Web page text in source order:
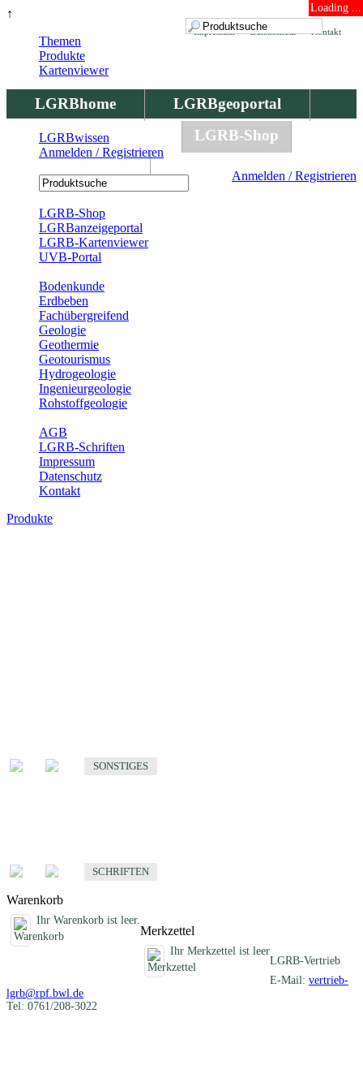
↑ Loading ...
Kontakt
Datenschutz
Impressum
LGRBhome
LGRBgeoportal
LGRBbohrungen
LGRB-Shop
Anmelden / Registrieren
Themen
Produkte
Kartenviewer
LGRBwissen
Anmelden / Registrieren
LGRB-Shop
LGRBanzeigeportal
LGRB-Kartenviewer
UVB-Portal
Bodenkunde
Erdbeben
Fachübergreifend
Geologie
Geothermie
Geotourismus
Hydrogeologie
Ingenieurgeologie
Rohstoffgeologie
AGB
LGRB-Schriften
Impressum
Datenschutz
Kontakt
Produkte
SONSTIGES
SCHRIFTEN
Warenkorb
Ihr Warenkorb ist leer.
Merkzettel
Ihr Merkzettel ist leer
LGRB-Vertrieb
E-Mail: vertrieb-
lgrb@rpf.bwl.de
Tel: 0761/208-3022